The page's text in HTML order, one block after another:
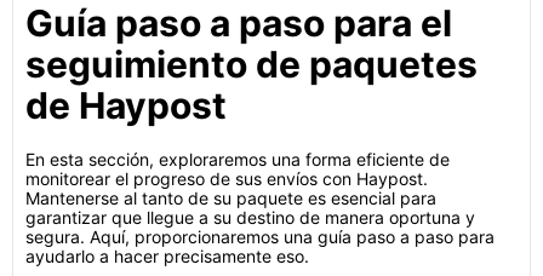
Guía paso a paso para el
seguimiento de paquetes
de Haypost
En esta sección, exploraremos una forma eficiente de
monitorear el progreso de sus envíos con Haypost.
Mantenerse al tanto de su paquete es esencial para
garantizar que llegue a su destino de manera oportuna y
segura. Aquí, proporcionaremos una guía paso a paso para
ayudarlo a hacer precisamente eso.